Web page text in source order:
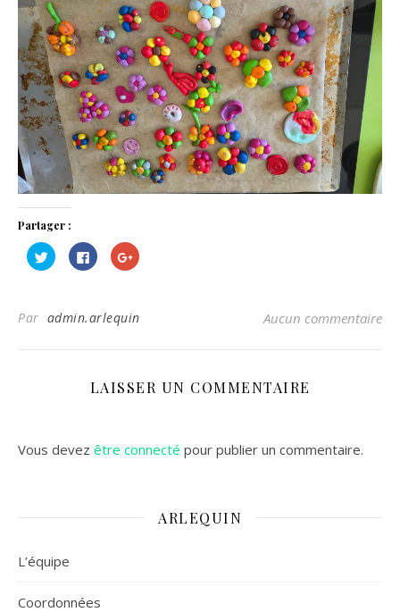
Partager :
Cliquez
pour
partager
une
Cliquez
pour
partager
une
nouvelle
Cliquez
pour
dans
Par admin.arlequin Aucun commentaire
LAISSER UN COMMENTAIRE
Vous devez être connecté pour publier un commentaire.
ARLEQUIN
L’équipe
Coordonnées